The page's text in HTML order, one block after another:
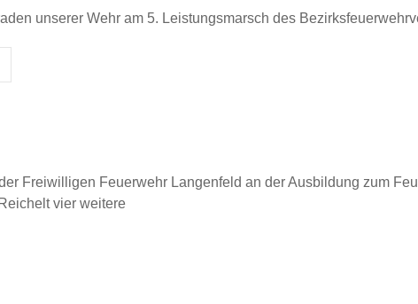
unserer Wehr am 5. Leistungsmarsch des
Freiwilligen Feuerwehr Langenfeld an der Ausbildung zum
vier weitere